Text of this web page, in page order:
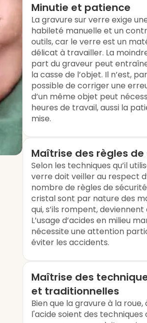
Minutie et patience
La gravure sur verre exige
habileté manuelle et un
outils, car le verre est un
délicat à travailler. La
part du graveur peut
la casse de l’objet. Il n’est,
possible de corriger une
d’un même objet peut
heures de travail, aussi la
mise.
Maîtrise des règles
Selon les techniques qu’il
verre doit veiller au respect
nombre de règles de
cristal sont par nature des
qui, s’ils rompent,
L’usage d’acides en milieu
nécessite une attention
éviter les accidents.
Maîtrise des
et traditionnelles
Bien que la gravure à la
l'acide soient des techniques